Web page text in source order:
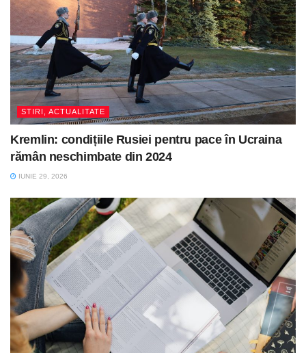
STIRI, ACTUALITATE
Kremlin: condițiile Rusiei pentru pace în Ucraina
rămân neschimbate din 2024
IUNIE 29, 2026